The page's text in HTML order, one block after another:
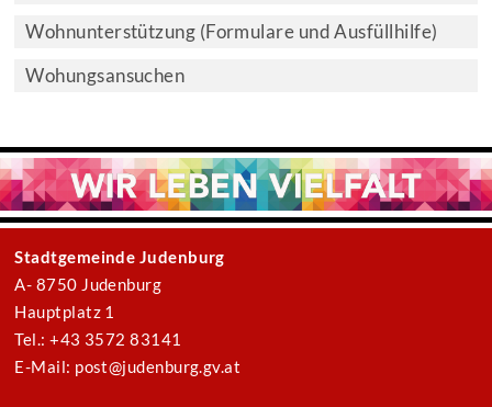
Wohnunterstützung (Formulare und Ausfüllhilfe)
Wohungsansuchen
Stadtgemeinde Judenburg
A- 8750 Judenburg
Hauptplatz 1
Tel.: +43 3572 83141
E-Mail: post@judenburg.gv.at